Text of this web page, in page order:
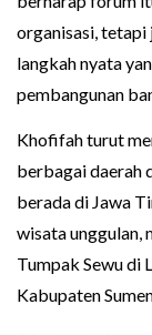
organisasi, tetapi
langkah nyata
pembangunan
Khofifah turut
berbagai daerah
berada di Jawa
wisata unggulan,
Tumpak Sewu di
Kabupaten